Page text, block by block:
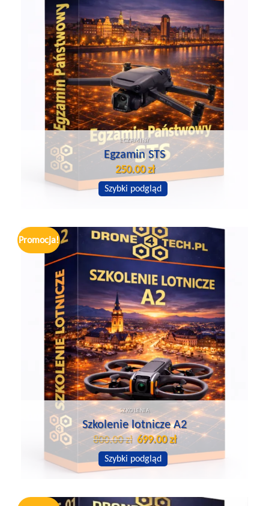
EGZAMINY
Egzamin STS
250.00zł
Szybki podgląd
Promocja!
SZKOLENIA
Szkolenie lotnicze A2
800.00zł Pierwotna
cena
wynosiła:
800.00 zł.
699.00złAktualna
cena
wynosi:
699.00 zł.
Szybki podgląd